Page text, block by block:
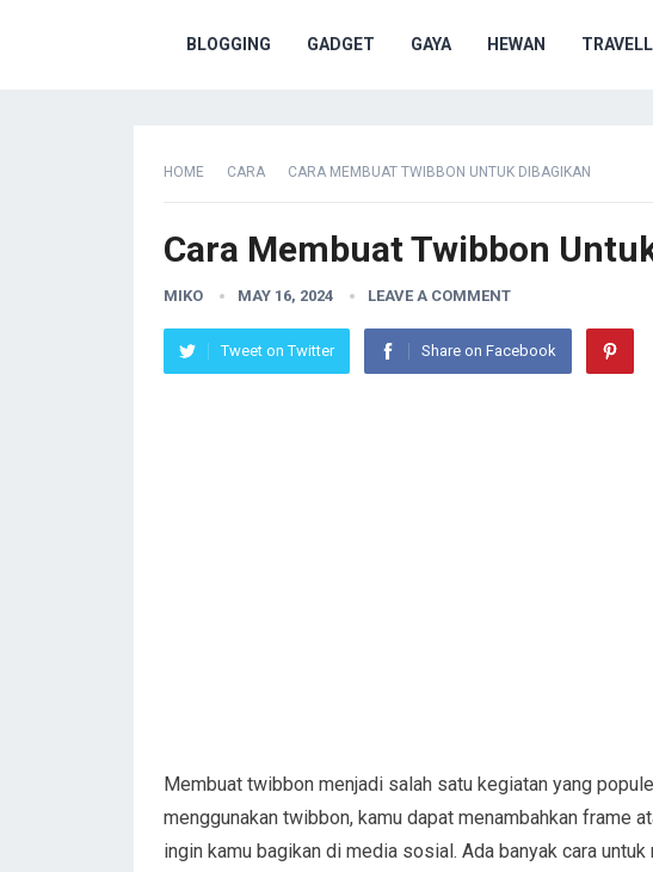
BLOGGING GADGET GAYA HEWAN
HOME CARA CARA MEMBUAT TWIBBON UNTUK DIBAGIKAN
Cara Membuat Twibbon
MIKO MAY 16, 2024 LEAVE A COMMENT
Tweet on Twitter Share on Facebook
Membuat twibbon menjadi salah satu kegiatan yang
menggunakan twibbon, kamu dapat menambahkan frame
ingin kamu bagikan di media sosial. Ada banyak cara